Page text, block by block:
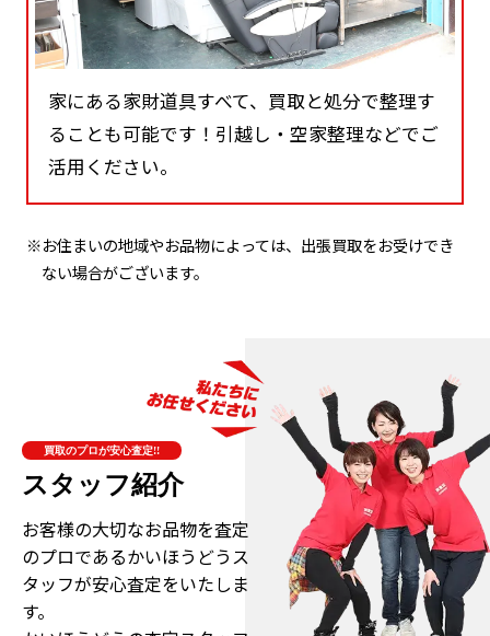
家にある家財道具すべて、買取と処分で整理す
ることも可能です！引越し・空家整理などでご
活用ください。
※お住まいの地域やお品物によっては、出張買取をお受けでき
ない場合がございます。
買取のプロが安心査定!!
スタッフ紹介
お客様の大切なお品物を査定
のプロであるかいほうどうス
タッフが安心査定をいたしま
す。